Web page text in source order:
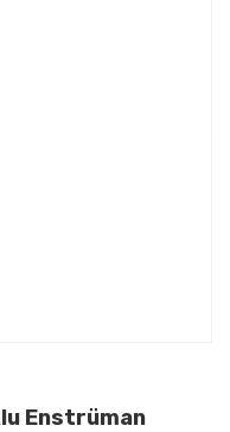
Enstrüman